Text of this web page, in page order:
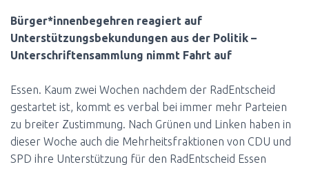
h
:
Bürger*innenbegehren reagiert auf
Unterstützungsbekundungen aus der Politik –
Unterschriftensammlung nimmt Fahrt auf
Essen. Kaum zwei Wochen nachdem der RadEntscheid
gestartet ist, kommt es verbal bei immer mehr Parteien
zu breiter Zustimmung. Nach Grünen und Linken haben in
dieser Woche auch die Mehrheitsfraktionen von CDU und
SPD ihre Unterstützung für den RadEntscheid Essen